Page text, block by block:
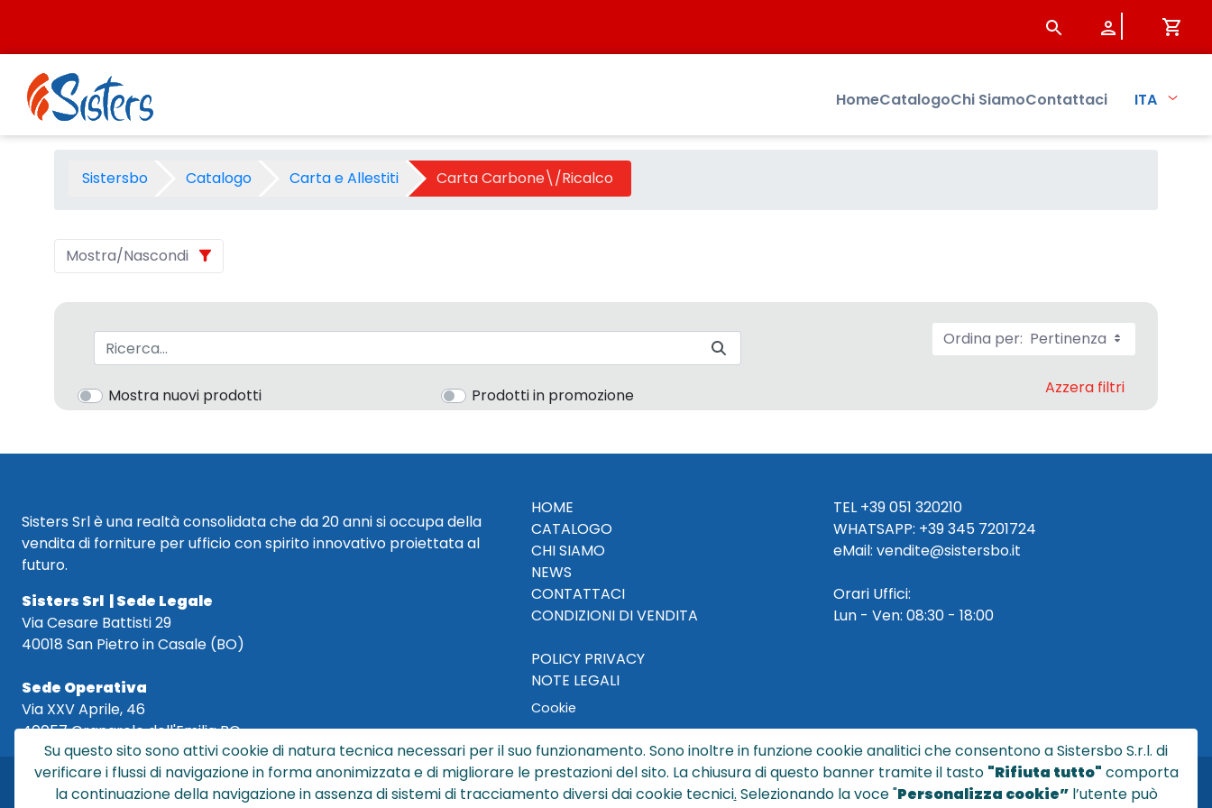
Carta Carbone\/Ricalco - Categoria - Sistersbo
HomeCatalogoChi SiamoContattaci ITA
Sistersbo Catalogo Carta e Allestiti Carta Carbone\/Ricalco
Mostra/Nascondi
Barra di ricerca
Mostra nuovi prodotti Prodotti in promozione
Ordina per: Pertinenza
Azzera filtri
Sisters Srl è una realtà consolidata che da 20 anni si occupa della
vendita di forniture per ufficio con spirito innovativo proiettata al
futuro.
Sisters Srl | Sede Legale
Via Cesare Battisti 29
40018 San Pietro in Casale (BO)
Sede Operativa
Via XXV Aprile, 46
40057 Granarolo dell'Emilia BO
HOME
CATALOGO
CHI SIAMO
NEWS
CONTATTACI
CONDIZIONI DI VENDITA
POLICY PRIVACY
NOTE LEGALI
Cookie
TEL +39 051 320210
WHATSAPP: +39345 7201724
eMail: vendite@sistersbo.it
Orari Uffici:
Lun - Ven: 08:30 - 18:00
© Copyright 2024 by Sisters S.r.l. - All rights reserved
Sisters S.r.l. - R.I. BO - N. REA 429992 - PEC sisterssrl@legalmail.it
Su questo sito sono attivi cookie di natura tecnica necessari per il suo funzionamento. Sono inoltre in funzione cookie analitici che consentono a Sistersbo S.r.l. di
verificare i flussi di navigazione in forma anonimizzata e di migliorare le prestazioni del sito. La chiusura di questo banner tramite il tasto "Rifiuta tutto" comporta
la continuazione della navigazione in assenza di sistemi di tracciamento diversi dai cookie tecnici. Selezionando la voce "Personalizza cookie”l’utente può